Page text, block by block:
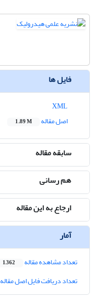
فایل ها
اصل مقاله
1.89 M
سابقه مقاله
هم رسانی
ارجاع به این مقاله
آمار
تعداد مشاهده مقاله 1,362
تعداد دریافت فایل اصل مقاله